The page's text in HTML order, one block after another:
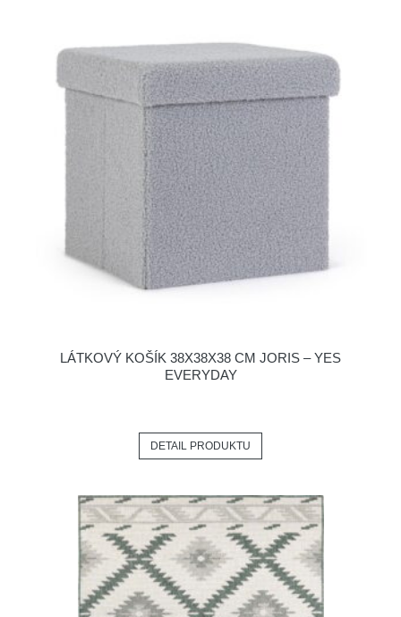
LÁTKOVÝ KOŠÍK 38X38X38 CM JORIS – YES
EVERYDAY
DETAIL PRODUKTU